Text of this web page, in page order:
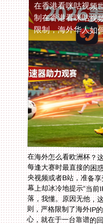
在香港看咪咕视频
制在香港看咪咕视
限制，海外华人如
在海外怎么看欧洲杯？
每逢大赛时最直接的困
央视频或者B站，准备
幕上却冰冷地提示“当
落，我懂。原因无他
则，严格限制了海外IP
心，就在于一台靠谱的
国内网络环境，轻松绕
为你梳理如何选择和使
悉尼还是伦敦，都能稳